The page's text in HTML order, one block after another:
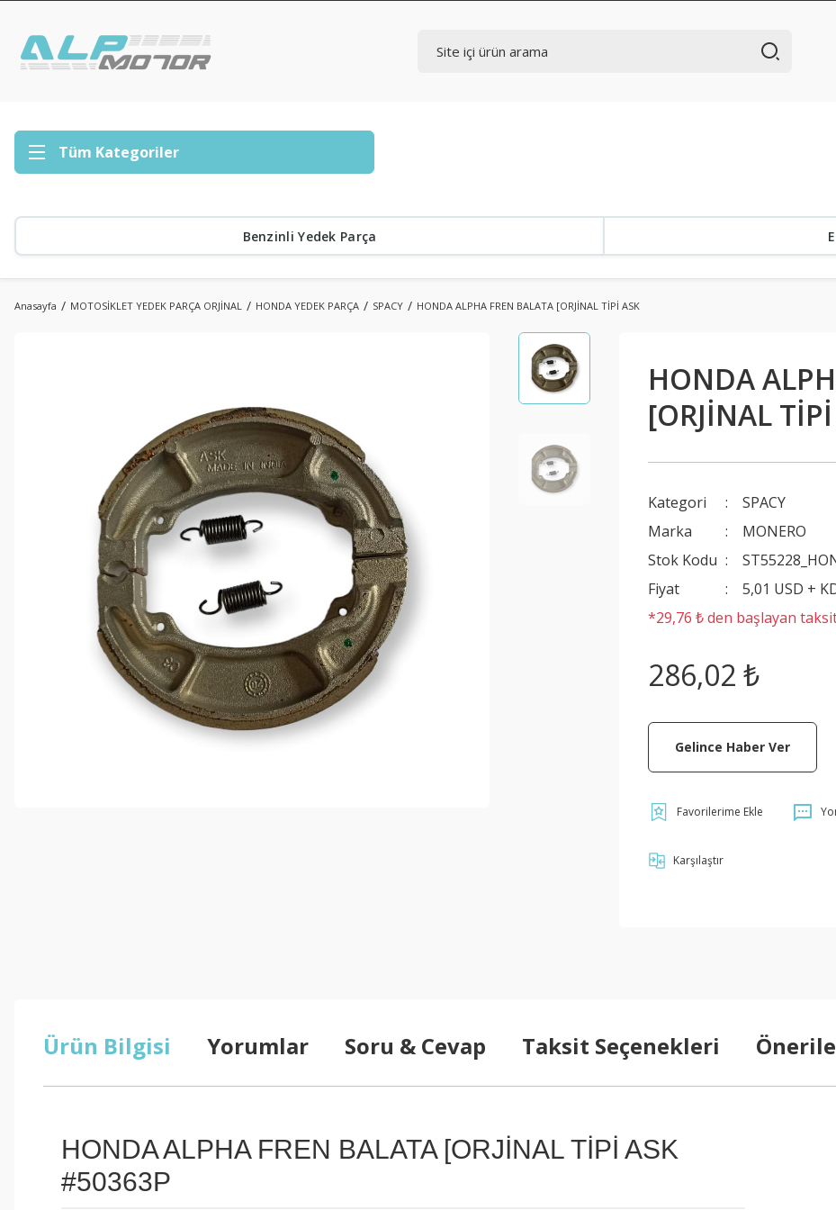
Tüm Kategoriler
Benzinli Yedek Parça
Anasayfa MOTOSİKLET YEDEK PARÇA ORJİNAL HONDA YEDEK PARÇA SPACY HONDA ALPHA FREN BALATA [ORJİNAL TİPİ ASK
HONDA
[ORJİNAL
Kategori
SPACY
Marka
MONERO
Stok Kodu
Fiyat
5,01 USD +
*29,76 ₺ den başlayan
286,02 ₺
Gelince Haber Ver
Karşılaştır
Ürün Bilgisi Yorumlar Soru & Cevap Taksit Seçenekleri
HONDA ALPHA FREN BALATA [ORJİNAL TİPİ ASK
#50363P